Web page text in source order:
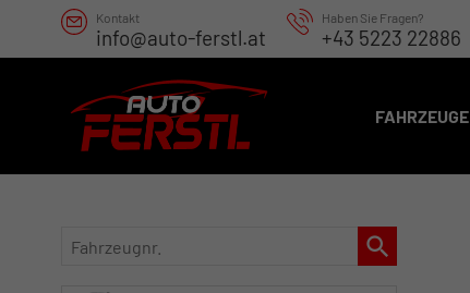
Kontakt
info@auto-ferstl.at
Haben Sie Fragen?
+43 5223 22886
FAHRZEUGE
Fahrzeugnr.